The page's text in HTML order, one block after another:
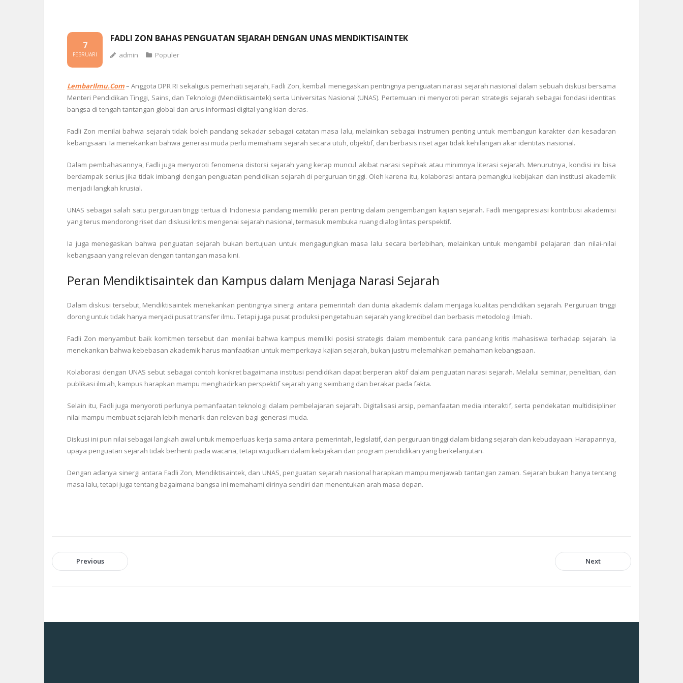
FADLI ZON BAHAS PENGUATAN SEJARAH DENGAN UNAS MENDIKTISAINTEK
7
FEBRUARI admin Populer
LembarIlmu.Com– Anggota DPR RI sekaligus pemerhati sejarah, Fadli Zon, kembali menegaskan pentingnya penguatan narasi sejarah nasional dalam sebuah diskusi bersama
Menteri Pendidikan Tinggi, Sains, dan Teknologi (Mendiktisaintek) serta Universitas Nasional (UNAS). Pertemuan ini menyoroti peran strategis sejarah sebagai fondasi identitas
bangsa di tengah tantangan global dan arus informasi digital yang kian deras.
Fadli Zon menilai bahwa sejarah tidak boleh pandang sekadar sebagai catatan masa lalu, melainkan sebagai instrumen penting untuk membangun karakter dan kesadaran
kebangsaan. Ia menekankan bahwa generasi muda perlu memahami sejarah secara utuh, objektif, dan berbasis riset agar tidak kehilangan akar identitas nasional.
Dalam pembahasannya, Fadli juga menyoroti fenomena distorsi sejarah yang kerap muncul akibat narasi sepihak atau minimnya literasi sejarah. Menurutnya, kondisi ini bisa
berdampak serius jika tidak imbangi dengan penguatan pendidikan sejarah di perguruan tinggi. Oleh karena itu, kolaborasi antara pemangku kebijakan dan institusi akademik
menjadi langkah krusial.
UNAS sebagai salah satu perguruan tinggi tertua di Indonesia pandang memiliki peran penting dalam pengembangan kajian sejarah. Fadli mengapresiasi kontribusi akademisi
yang terus mendorong riset dan diskusi kritis mengenai sejarah nasional, termasuk membuka ruang dialog lintas perspektif.
Ia juga menegaskan bahwa penguatan sejarah bukan bertujuan untuk mengagungkan masa lalu secara berlebihan, melainkan untuk mengambil pelajaran dan nilai-nilai
kebangsaan yang relevan dengan tantangan masa kini.
Peran Mendiktisaintek dan Kampus dalam Menjaga Narasi Sejarah
Dalam diskusi tersebut, Mendiktisaintek menekankan pentingnya sinergi antara pemerintah dan dunia akademik dalam menjaga kualitas pendidikan sejarah. Perguruan tinggi
dorong untuk tidak hanya menjadi pusat transfer ilmu. Tetapi juga pusat produksi pengetahuan sejarah yang kredibel dan berbasis metodologi ilmiah.
Fadli Zon menyambut baik komitmen tersebut dan menilai bahwa kampus memiliki posisi strategis dalam membentuk cara pandang kritis mahasiswa terhadap sejarah. Ia
menekankan bahwa kebebasan akademik harus manfaatkan untuk memperkaya kajian sejarah, bukan justru melemahkan pemahaman kebangsaan.
Kolaborasi dengan UNAS sebut sebagai contoh konkret bagaimana institusi pendidikan dapat berperan aktif dalam penguatan narasi sejarah. Melalui seminar, penelitian, dan
publikasi ilmiah, kampus harapkan mampu menghadirkan perspektif sejarah yang seimbang dan berakar pada fakta.
Selain itu, Fadli juga menyoroti perlunya pemanfaatan teknologi dalam pembelajaran sejarah. Digitalisasi arsip, pemanfaatan media interaktif, serta pendekatan multidisipliner
nilai mampu membuat sejarah lebih menarik dan relevan bagi generasi muda.
Diskusi ini pun nilai sebagai langkah awal untuk memperluas kerja sama antara pemerintah, legislatif, dan perguruan tinggi dalam bidang sejarah dan kebudayaan. Harapannya,
upaya penguatan sejarah tidak berhenti pada wacana, tetapi wujudkan dalam kebijakan dan program pendidikan yang berkelanjutan.
Dengan adanya sinergi antara Fadli Zon, Mendiktisaintek, dan UNAS, penguatan sejarah nasional harapkan mampu menjawab tantangan zaman. Sejarah bukan hanya tentang
masa lalu, tetapi juga tentang bagaimana bangsa ini memahami dirinya sendiri dan menentukan arah masa depan.
Previous Next